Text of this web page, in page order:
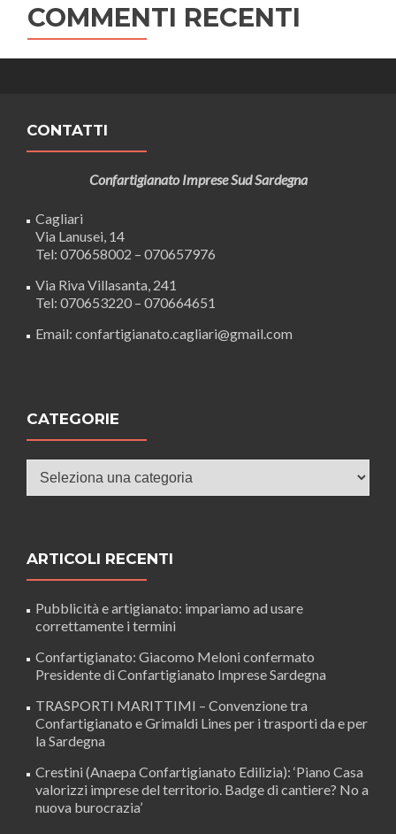
COMMENTI RECENTI
CONTATTI
Confartigianato Imprese Sud Sardegna
Cagliari
Via Lanusei, 14
Tel: 070658002 – 070657976
Via Riva Villasanta, 241
Tel: 070653220 – 070664651
Email: confartigianato.cagliari@gmail.com
CATEGORIE
ARTICOLI RECENTI
Pubblicità e artigianato: impariamo ad usare
correttamente i termini
Confartigianato: Giacomo Meloni confermato
Presidente di Confartigianato Imprese Sardegna
TRASPORTI MARITTIMI – Convenzione tra
Confartigianato e Grimaldi Lines per i trasporti da e per
la Sardegna
Crestini (Anaepa Confartigianato Edilizia): ‘Piano Casa
valorizzi imprese del territorio. Badge di cantiere? No a
nuova burocrazia’